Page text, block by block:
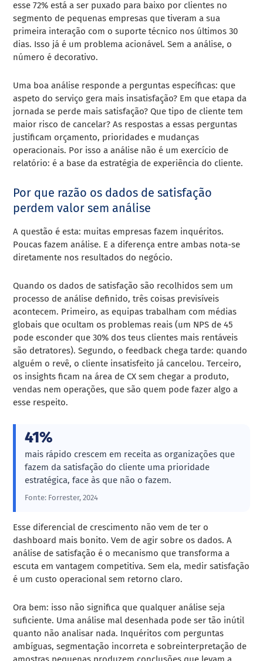
esse 72% está a ser puxado para baixo por clientes no
segmento de pequenas empresas que tiveram a sua
primeira interação com o suporte técnico nos últimos 30
dias. Isso já é um problema acionável. Sem a análise, o
número é decorativo.
Uma boa análise responde a perguntas específicas: que
aspeto do serviço gera mais insatisfação? Em que etapa da
jornada se perde mais satisfação? Que tipo de cliente tem
maior risco de cancelar? As respostas a essas perguntas
justificam orçamento, prioridades e mudanças
operacionais. Por isso a análise não é um exercício de
relatório: é a base da estratégia de experiência do cliente.
Por que razão os dados de satisfação
perdem valor sem análise
A questão é esta: muitas empresas fazem inquéritos.
Poucas fazem análise. E a diferença entre ambas nota-se
diretamente nos resultados do negócio.
Quando os dados de satisfação são recolhidos sem um
processo de análise definido, três coisas previsíveis
acontecem. Primeiro, as equipas trabalham com médias
globais que ocultam os problemas reais (um NPS de 45
pode esconder que 30% dos teus clientes mais rentáveis
são detratores). Segundo, o feedback chega tarde: quando
alguém o revê, o cliente insatisfeito já cancelou. Terceiro,
os insights ficam na área de CX sem chegar a produto,
vendas nem operações, que são quem pode fazer algo a
esse respeito.
41%
mais rápido crescem em receita as organizações que
fazem da satisfação do cliente uma prioridade
estratégica, face às que não o fazem.
Fonte: Forrester, 2024
Esse diferencial de crescimento não vem de ter o
dashboard mais bonito. Vem de agir sobre os dados. A
análise de satisfação é o mecanismo que transforma a
escuta em vantagem competitiva. Sem ela, medir satisfação
é um custo operacional sem retorno claro.
Ora bem: isso não significa que qualquer análise seja
suficiente. Uma análise mal desenhada pode ser tão inútil
quanto não analisar nada. Inquéritos com perguntas
ambíguas, segmentação incorreta e sobreinterpretação de